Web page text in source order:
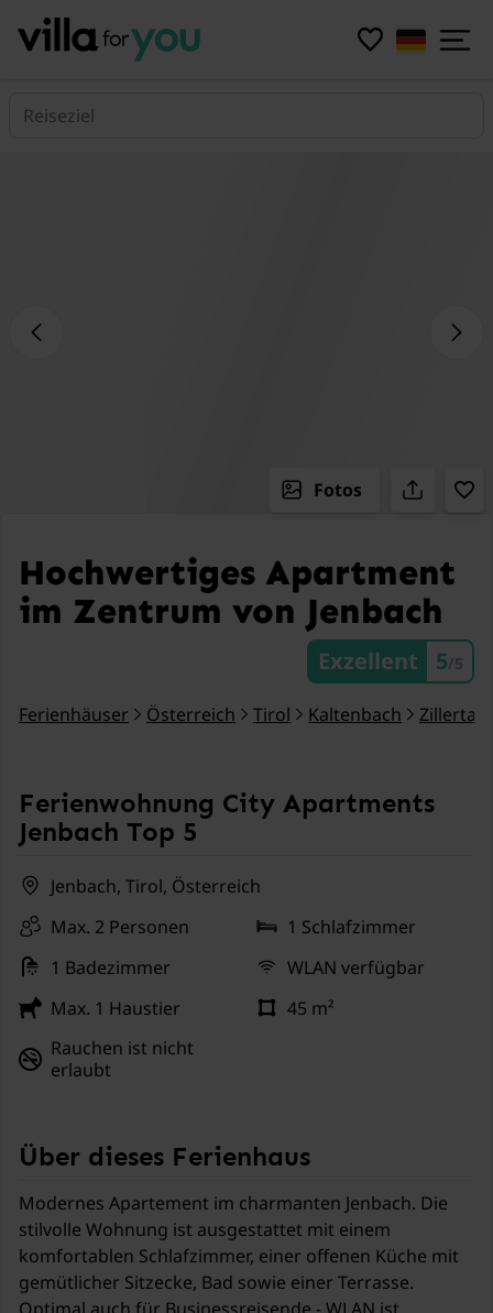
Reiseziel
Fotos
Hochwertiges Apartment
im Zentrum von Jenbach
Exzellent 5/5
Ferienhäuser Österreich Tirol Kaltenbach Zillertal
Ferienwohnung City Apartments
Jenbach Top 5
Jenbach, Tirol, Österreich
Max. 2 Personen
1 Schlafzimmer
1 Badezimmer
WLAN verfügbar
Max. 1 Haustier
45 m²
Rauchen ist nicht
erlaubt
Über dieses Ferienhaus
Modernes Apartement im charmanten Jenbach. Die
stilvolle Wohnung ist ausgestattet mit einem
komfortablen Schlafzimmer, einer offenen Küche mit
gemütlicher Sitzecke, Bad sowie einer Terrasse.